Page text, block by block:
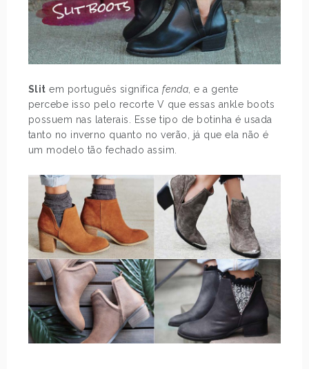
Slit em português significa fenda , e a gente
percebe isso pelo recorte V que essas ankle boots
possuem nas laterais. Esse tipo de botinha é usada
tanto no inverno quanto no verão, já que ela não é
um modelo tão fechado assim.